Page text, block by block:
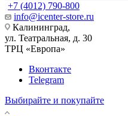
+7 (4012) 790-800
info@icenter-store.ru
Калининград,
ул. Театральная, д. 30
ТРЦ «Европа»
Вконтакте
Telegram
Выбирайте и покупайте